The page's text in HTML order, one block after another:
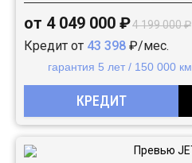
от 4 049 000 ₽4 199 000 ₽
Кредит от 43 398 ₽/мес.
гарантия 5 лет / 150 000 км
КРЕДИТ